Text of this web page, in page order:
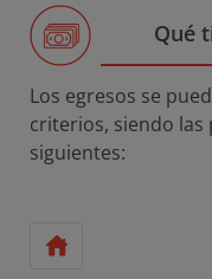
Qué
Los egresos se
criterios, siendo las
siguientes: